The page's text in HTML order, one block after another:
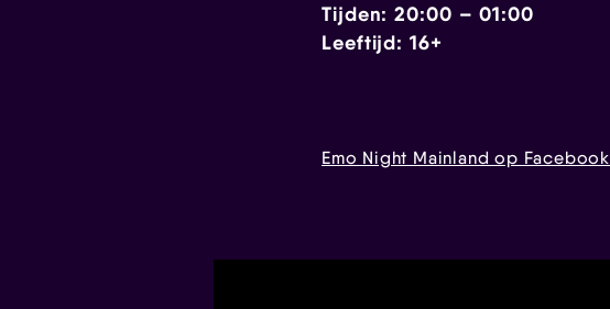
Tijden: 20:00 – 01:00
Leeftijd: 16+
Emo Night Mainland op Facebook